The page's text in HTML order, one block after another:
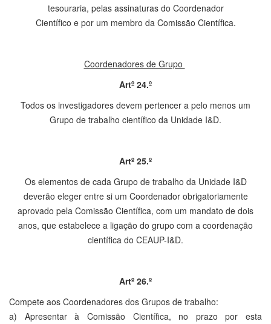
tesouraria, pelas assinaturas do Coordenador
Científico e por um membro da Comissão Científica.
Coordenadores de Grupo
Artº 24.º
Todos os investigadores devem pertencer a pelo menos um
Grupo de trabalho científico da Unidade I&D.
Artº 25.º
Os elementos de cada Grupo de trabalho da Unidade I&D
deverão eleger entre si um Coordenador obrigatoriamente
aprovado pela Comissão Científica, com um mandato de dois
anos, que estabelece a ligação do grupo com a coordenação
científica do CEAUP-I&D.
Artº 26.º
Compete aos Coordenadores dos Grupos de trabalho:
a) Apresentar à Comissão Científica, no prazo por esta